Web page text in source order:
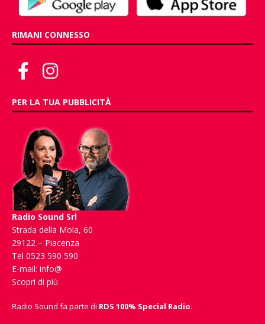
RIMANI CONNESSO
PER LA TUA PUBBLICITÀ
Radio Sound Srl
Strada della Mola, 60
29122 – Piacenza
Tel 0523 590 590
E-mail: info@
Scopri di più
Radio Sound fa parte di RDS 100% Special Radio.